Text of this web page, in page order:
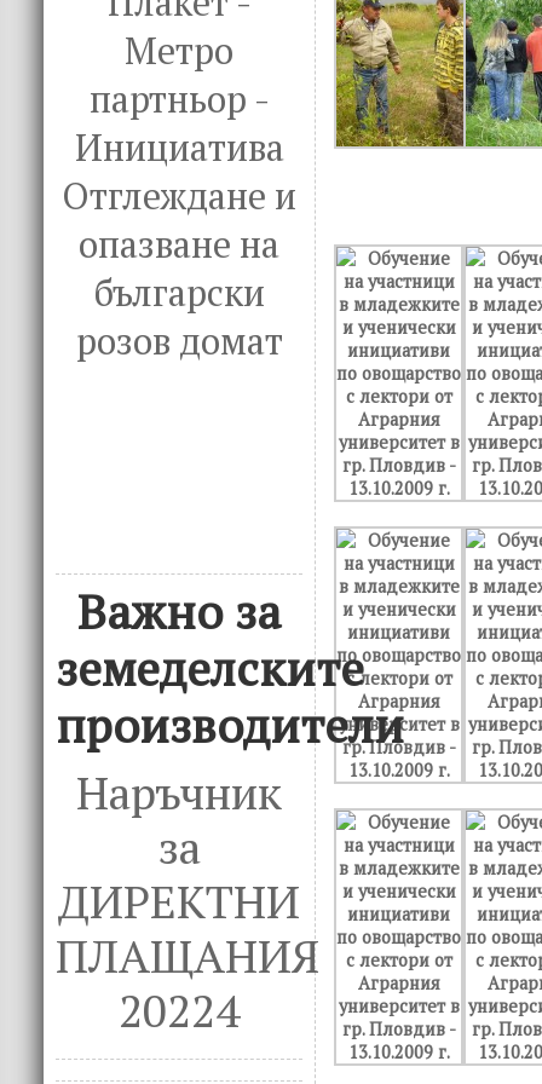
Метро
партньор -
Инициатива
Отглеждане и
опазване на
български
розов домат
Важно за
земеделските
производители
Наръчник
за
ДИРЕКТНИ
ПЛАЩАНИЯ
20224